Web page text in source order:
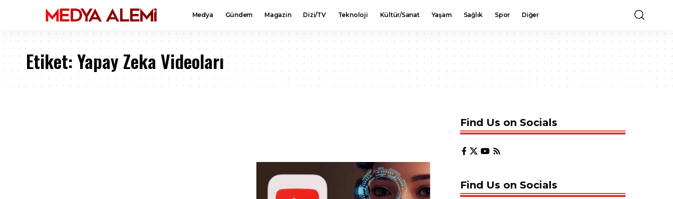
Medya Gündem Magazin Dizi/TV Teknoloji Kültür/Sanat Yaşam Sağlık Spor Diğer
Etiket:Yapay Zeka Videoları
Find Us on Socials
Find Us on Socials